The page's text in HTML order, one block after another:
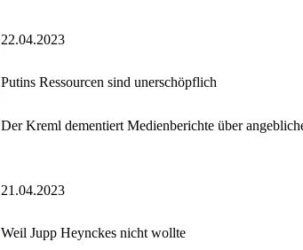
22.04.2023
Putins Ressourcen sind unerschöpflich
Der Kreml dementiert Medienberichte über
21.04.2023
Weil Jupp Heynckes nicht wollte